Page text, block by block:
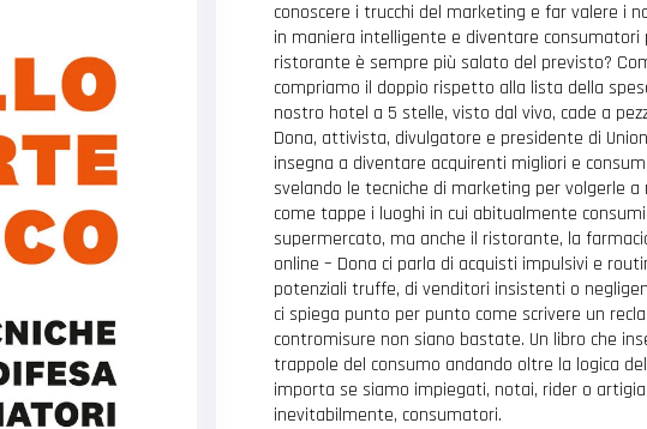
conoscere i trucchi del marketing e far valere i
in maniera intelligente e diventare consumatori
ristorante è sempre più salato del previsto?
compriamo il doppio rispetto alla lista della
nostro hotel a 5 stelle, visto dal vivo, cade a
Dona, attivista, divulgatore e presidente di
insegna a diventare acquirenti migliori e
svelando le tecniche di marketing per volgerle
come tappe i luoghi in cui abitualmente
supermercato, ma anche il ristorante, la
online – Dona ci parla di acquisti impulsivi e
potenziali truffe, di venditori insistenti o
ci spiega punto per punto come scrivere un
contromisure non siano bastate. Un libro che
trappole del consumo andando oltre la logica
importa se siamo impiegati, notai, rider o
inevitabilmente, consumatori.